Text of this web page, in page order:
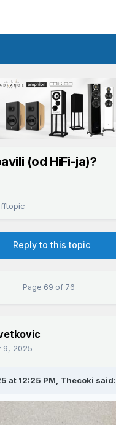
(od HiFi-ja)?
Reply to this topic
Page 69 of 76
9, 2025
at 12:25 PM, Thecoki said: